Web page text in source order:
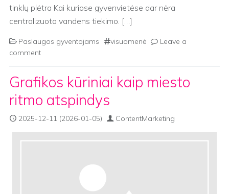
tinklų plėtra Kai kuriose gyvenvietėse dar nėra
centralizuoto vandens tiekimo. […]
Paslaugos gyventojams visuomenė
Leave a
comment
Grafikos kūriniai kaip miesto
ritmo atspindys
2025-12-11 (2026-01-05) ContentMarketing